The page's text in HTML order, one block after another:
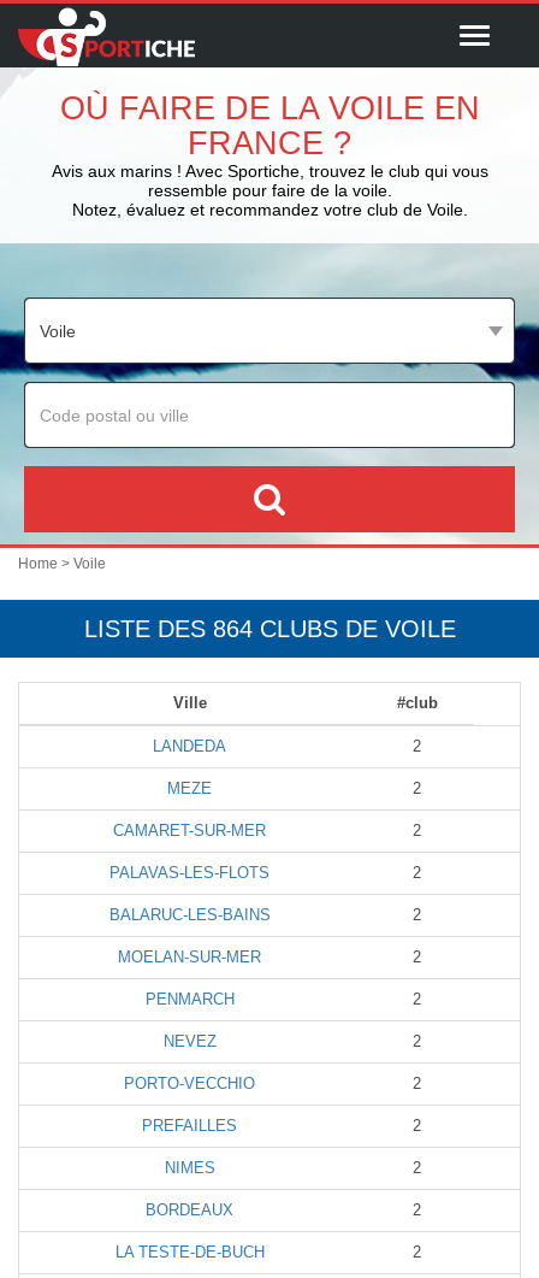
Menu
OÙ FAIRE DE LA VOILE EN
FRANCE ?
Avis aux marins ! Avec Sportiche, trouvez le club qui vous
ressemble pour faire de la voile.
Notez, évaluez et recommandez votre club de Voile.
Home > Voile
LISTE DES 864 CLUBS DE VOILE
Ville #club
LANDEDA 2
MEZE 2
CAMARET-SUR-MER 2
PALAVAS-LES-FLOTS 2
BALARUC-LES-BAINS 2
MOELAN-SUR-MER 2
PENMARCH 2
NEVEZ 2
PORTO-VECCHIO 2
PREFAILLES 2
NIMES 2
BORDEAUX 2
LA TESTE-DE-BUCH 2